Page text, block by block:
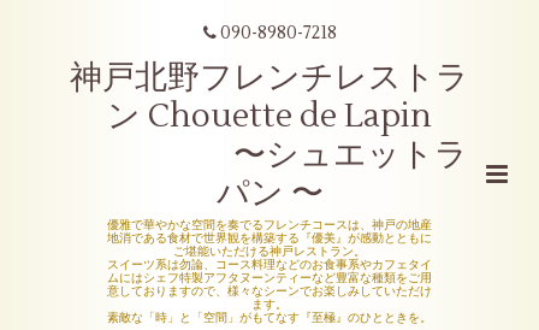
090-8980-7218
神戸北野フレンチレストラ
ン Chouette de Lapin
〜シュエットラ
パン 〜
優雅で華やかな空間を奏でるフレンチコースは、神戸の地産
地消である食材で世界観を構築する『優美』が感動とともに
ご堪能いただける神戸レストラン。
スイーツ系は勿論、コース料理などのお食事系やカフェタイ
ムにはシェフ特製アフタヌーンティーなど豊富な種類をご用
意しておりますので、様々なシーンでお楽しみしていただけ
ます。
素敵な「時」と「空間」がもてなす『至極』のひとときを。